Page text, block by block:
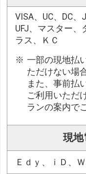
VISA、UC、DC、
UFJ、マスター
ラス、ＫＣ
一部の現地払
ただけない場
また、事前払
ご利用いただ
ランの案内で
現
Ｅｄｙ、ｉＤ、